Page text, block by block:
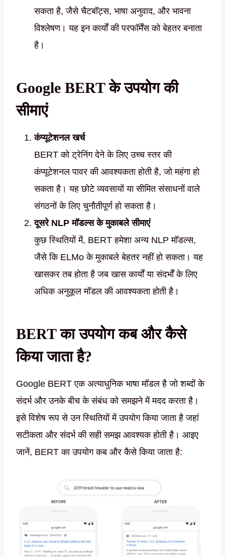
सकता है, जैसे चैटबॉट्स, भाषा अनुवाद, और भावना
विश्लेषण। यह इन कार्यों की परफॉर्मेंस को बेहतर बनाता
है।
Google BERT के उपयोग की
सीमाएं
कंप्यूटेशनल खर्च
BERT को ट्रेनिंग देने के लिए उच्च स्तर की
कंप्यूटेशनल पावर की आवश्यकता होती है, जो महंगा हो
सकता है। यह छोटे व्यवसायों या सीमित संसाधनों वाले
संगठनों के लिए चुनौतीपूर्ण हो सकता है।
दूसरे NLP मॉडल्स के मुकाबले सीमाएं
कुछ स्थितियों में, BERT हमेशा अन्य NLP मॉडल्स,
जैसे कि ELMo के मुकाबले बेहतर नहीं हो सकता। यह
खासकर तब होता है जब खास कार्यों या संदर्भों के लिए
अधिक अनुकूल मॉडल की आवश्यकता होती है।
BERT का उपयोग कब और कैसे
किया जाता है?
Google BERT एक अत्याधुनिक भाषा मॉडल है जो शब्दों के
संदर्भ और उनके बीच के संबंध को समझने में मदद करता है।
इसे विशेष रूप से उन स्थितियों में उपयोग किया जाता है जहां
सटीकता और संदर्भ की सही समझ आवश्यक होती है। आइए
जानें, BERT का उपयोग कब और कैसे किया जाता है: